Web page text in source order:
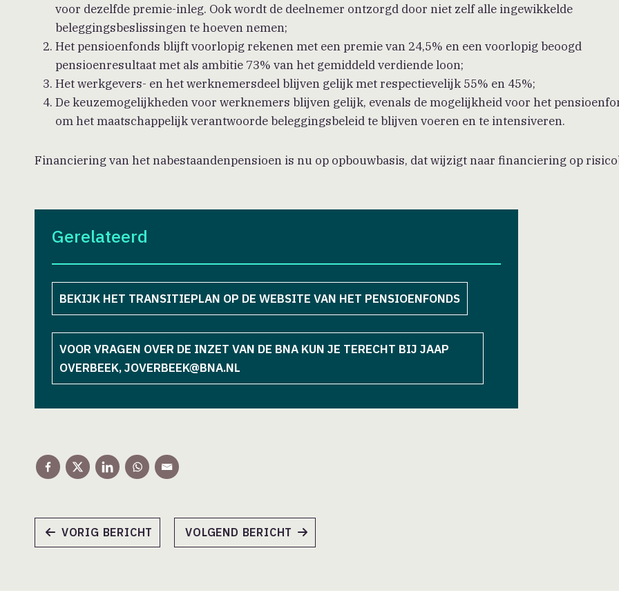
voor dezelfde premie-inleg. Ook wordt de deelnemer ontzorgd door niet zelf alle ingewikkelde
beleggingsbeslissingen te hoeven nemen;
Het pensioenfonds blijft voorlopig rekenen met een premie van 24,5% en een voorlopig beoogd
pensioenresultaat met als ambitie 73% van het gemiddeld verdiende loon;
Het werkgevers- en het werknemersdeel blijven gelijk met respectievelijk 55% en 45%;
De keuzemogelijkheden voor werknemers blijven gelijk, evenals de mogelijkheid voor het
om het maatschappelijk verantwoorde beleggingsbeleid te blijven voeren en te intensiveren.
Financiering van het nabestaandenpensioen is nu op opbouwbasis, dat wijzigt naar financiering op
Gerelateerd
BEKIJK HET TRANSITIEPLAN OP DE WEBSITE VAN HET PENSIOENFONDS
VOOR VRAGEN OVER DE INZET VAN DE BNA KUN JE TERECHT BIJ JAAP
OVERBEEK, JOVERBEEK@BNA.NL
VORIG BERICHT VOLGEND BERICHT